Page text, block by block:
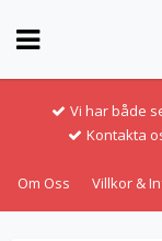
Vi har både
Kontakta
Om Oss
Villkor &